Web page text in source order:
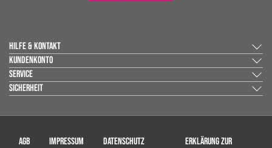
HILFE & KONTAKT
KUNDENKONTO
SERVICE
SICHERHEIT
AGB IMPRESSUM DATENSCHUTZ
ERKLÄRUNG ZUR